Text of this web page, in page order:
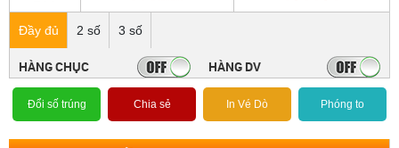
Đầy đủ 2 số 3 số
HÀNG CHỤC HÀNG DV
Đổi số trúng Chia sẻ In Vé Dò Phóng to